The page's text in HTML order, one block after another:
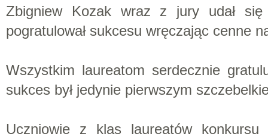
Zbigniew Kozak wraz z jury udał
pogratulował sukcesu wręczając cenne
Wszystkim laureatom serdecznie
sukces był jedynie pierwszym
Uczniowie z klas laureatów